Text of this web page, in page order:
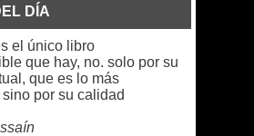
DÍA
el único libro
que hay, no. solo por su
que es lo más
por su calidad